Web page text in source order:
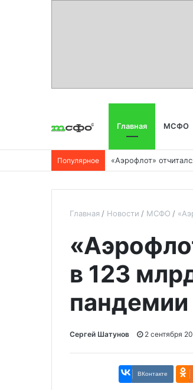
Главная МСФО
Популярное
Главная Новости МСФО
в 123
пандемии
Сергей Шатунов 2 сентября
ВКонтакте